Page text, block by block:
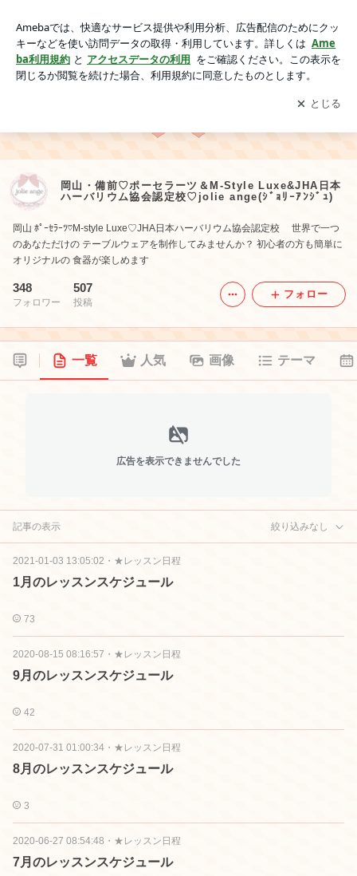
ウム協会認定校♡jolie ange(ｼﾞｮﾘｰｱﾝｼﾞｭ)
アプリをダウンロードして ブログの更新通知
を受け取りまし
ょう。
開く
岡山・備前♡ポーセラーツ＆M-Style Luxe&JHA日本
ハーバリウム協会認定校♡jolie ange(ｼﾞｮﾘｰｱﾝｼﾞｭ)
岡山 ﾎﾟｰｾﾗｰﾂ♡M-style Luxe♡JHA日本ハーバリウム協会認定校 世界で一つ
のあなただけの テーブルウェアを制作してみませんか？ 初心者の方も簡単に
オリジナルの 食器が楽しめます
348
フォロワー
507
投稿
フォロー
一覧 人気 画像 テーマ
広告を表示できませんでした
記事の表示 絞り込みなし
2021-01-03 13:05:02 ・ ★レッスン日程
1月のレッスンスケジュール
73
2020-08-15 08:16:57 ・ ★レッスン日程
9月のレッスンスケジュール
42
2020-07-31 01:00:34 ・ ★レッスン日程
8月のレッスンスケジュール
3
2020-06-27 08:54:48 ・ ★レッスン日程
7月のレッスンスケジュール